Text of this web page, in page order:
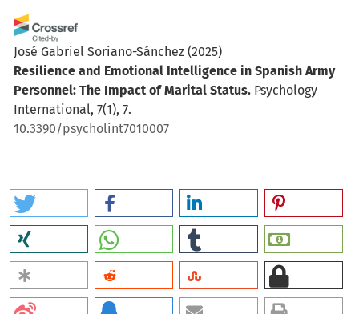
José Gabriel Soriano-Sánchez (2025)
Resilience and Emotional Intelligence in Spanish Army
Personnel: The Impact of Marital Status. Psychology
International, 7(1), 7.
10.3390/psycholint7010007